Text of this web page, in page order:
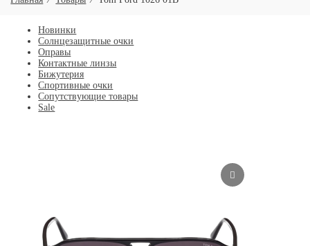
Новинки
Солнцезащитные очки
Оправы
Контактные линзы
Бижутерия
Спортивные очки
Сопутствующие товары
Sale